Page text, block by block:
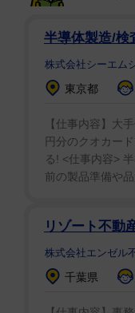
半導体製造/検
株式会社シーエム
東京都
【仕事内容】大
円分のクオカー
る! <仕事内容>
前の製品準備や
リゾート不動
株式会社エンゼル
千葉県